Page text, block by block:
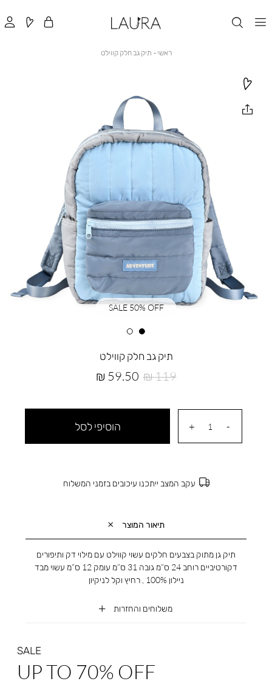
ראשי ראשי
תיק גב חלק קווילט
תיק גב חלק קווילט
מחיר
59.50 ₪
מחיר
119 ₪
הוסיפי לסל
עקב המצב ייתכנו עיכובים בזמני המשלוח
תיאור המוצר
משלוחים והחזרות
תיק גן מתוק בצבעים חלקים עשוי קווילט עם מילוי דק ותיפורים
דקורטיביים רוחב 24 ס”מ גובה 31 ס”מ עומק 12 ס”מ עשוי מבד
ניילון 100% , רחיץ וקל לניקיון
SALE 50% OFF
SALE
UP TO 70% OFF